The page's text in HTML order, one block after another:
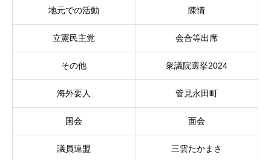
地元での活動 陳情
立憲民主党 会合等出席
その他 衆議院選挙2024
海外要人 管見永田町
国会 面会
議員連盟 三雲たかまさ